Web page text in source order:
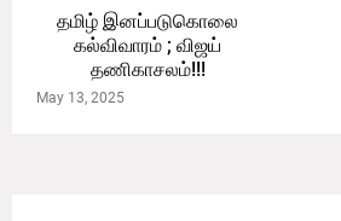
தமிழ் இனப்படுகொலை
கல்விவாரம் ; விஜய்
தணிகாசலம்!!!
May 13, 2025